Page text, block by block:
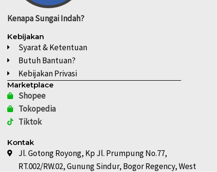
KenapaSungai Indah?
Kebijakan
Syarat & Ketentuan
Butuh Bantuan?
Kebijakan Privasi
Marketplace
Shopee
Tokopedia
Tiktok
Kontak
Jl. Gotong Royong, Kp Jl. Prumpung No.77,
RT.002/RW.02, Gunung Sindur, Bogor Regency, West